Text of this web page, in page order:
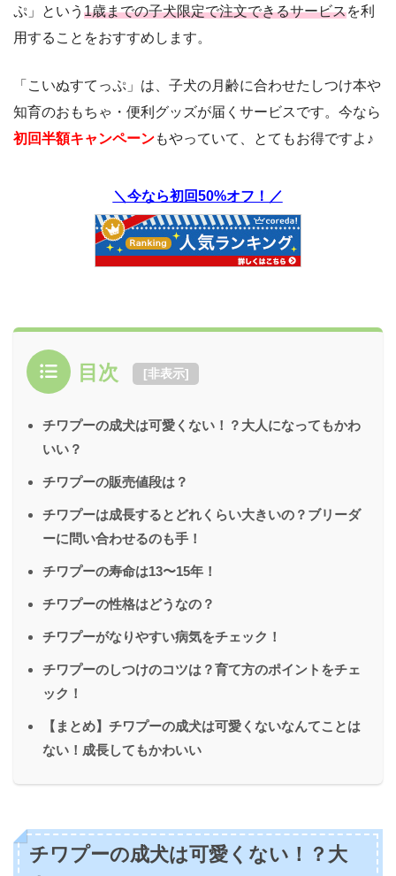
ぷ」という 1歳までの子犬限定で注文できるサービスを利
用することをおすすめします。
「こいぬすてっぷ」は、子犬の月齢に合わせたしつけ本や
知育のおもちゃ・便利グッズが届くサービスです。今なら
初回半額キャンペーンもやっていて、とてもお得ですよ♪
＼今なら初回50%オフ！／
目次 [非表示]
チワプーの成犬は可愛くない！？大人になってもかわ
いい？
チワプーの販売値段は？
チワプーは成長するとどれくらい大きいの？ブリーダ
ーに問い合わせるのも手！
チワプーの寿命は13〜15年！
チワプーの性格はどうなの？
チワプーがなりやすい病気をチェック！
チワプーのしつけのコツは？育て方のポイントをチェ
ック！
【まとめ】チワプーの成犬は可愛くないなんてことは
ない！成長してもかわいい
チワプーの成犬は可愛くない！？大